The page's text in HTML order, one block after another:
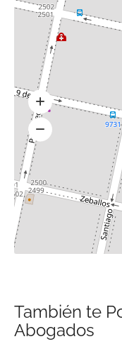
También te
Abogados